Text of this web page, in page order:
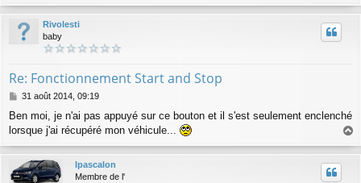
a
u
Rivolesti
baby
Re: Fonctionnement Start and Stop
M
s
s
g
e
31 août 2014, 09:19
Ben moi, je n'ai pas appuyé sur ce bouton et il s'est seulement enclenché
lorsque j'ai récupéré mon véhicule...
a
u
lpascalon
Membre de l'